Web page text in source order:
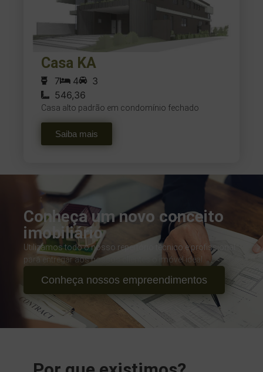
Casa KA
7 4
3
546,36
Casa alto padrão em condomínio fechado
Saiba mais
Conheça um novo conceito
imobiliário
Utilizamos todo o nosso repertório técnico e profissional
para entregar aos nossos clientes o imóvel ideal.
Conheça nossos empreendimentos